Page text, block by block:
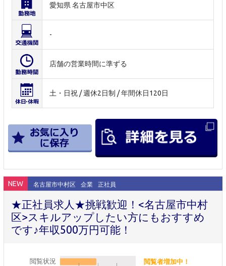
愛知県 名古屋市中区
-
店舗の営業時間に準ずる
土・日祝 / 週休2日制 / 年間休日120日
NEW 名古屋市中村区 企業 正社員
★正社員求人★挑戦歓迎！<名古屋市中村
区>スキルアップしたい方にもおすすめ
です♪年収500万円可能！
閲覧状況 閲覧者増加中！